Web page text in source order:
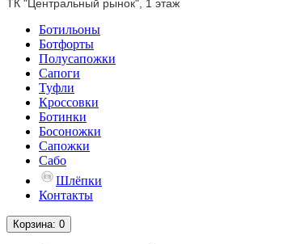
ТК "Центральный рынок", 1 этаж
Ботильоны
Ботфорты
Полусапожки
Сапоги
Туфли
Кроссовки
Ботинки
Босоножки
Сапожки
Сабо
Шлёпки
Контакты
Корзина: 0